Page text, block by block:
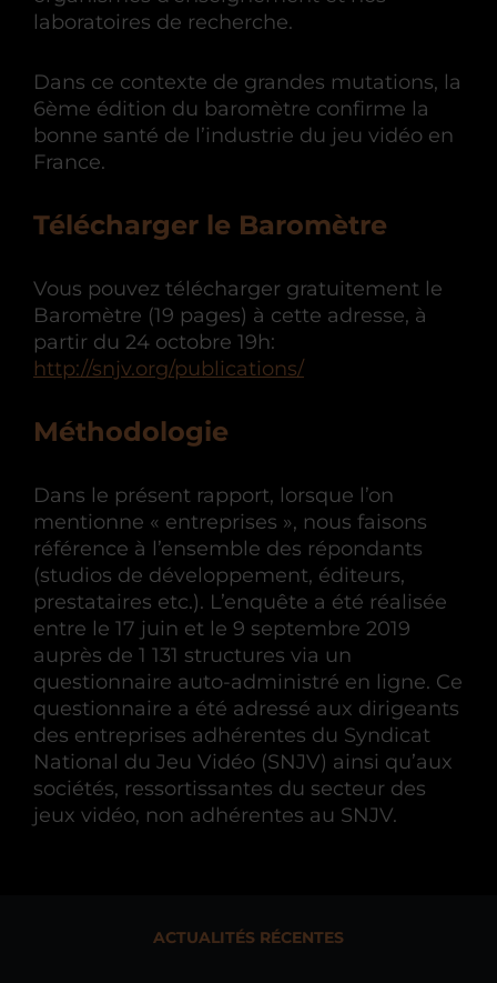
laboratoires de recherche.
Dans ce contexte de grandes mutations, la
6ème édition du baromètre confirme la
bonne santé de l’industrie du jeu vidéo en
France.
Télécharger le Baromètre
Vous pouvez télécharger gratuitement le
Baromètre (19 pages) à cette adresse, à
partir du 24 octobre 19h:
http://snjv.org/publications/
Méthodologie
Dans le présent rapport, lorsque l’on
mentionne « entreprises », nous faisons
référence à l’ensemble des répondants
(studios de développement, éditeurs,
prestataires etc.). L’enquête a été réalisée
entre le 17 juin et le 9 septembre 2019
auprès de 1 131 structures via un
questionnaire auto-administré en ligne. Ce
questionnaire a été adressé aux dirigeants
des entreprises adhérentes du Syndicat
National du Jeu Vidéo (SNJV) ainsi qu’aux
sociétés, ressortissantes du secteur des
jeux vidéo, non adhérentes au SNJV.
ACTUALITÉS RÉCENTES